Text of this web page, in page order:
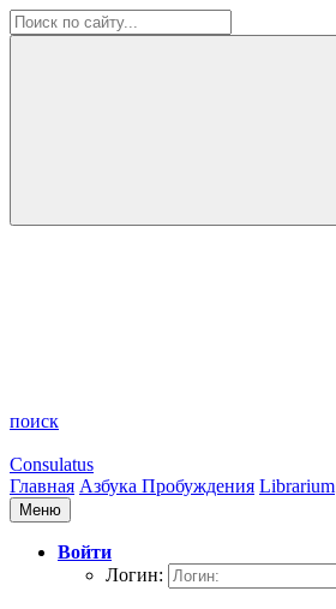
поиск
Consulatus
Главная Азбука Пробуждения Librarium
Меню
Войти
Логин: